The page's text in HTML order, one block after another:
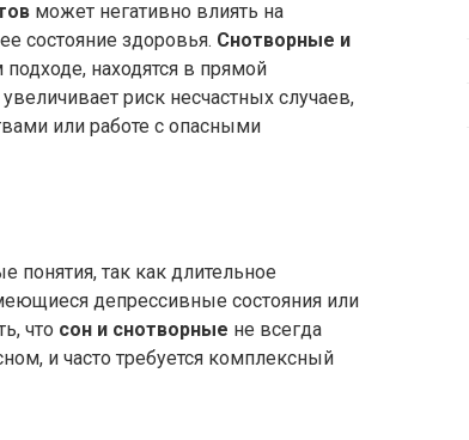
может негативно влиять на
состояние здоровья. Снотворные и
находятся в прямой
увеличивает риск несчастных случаев,
или работе с опасными
понятия, так как длительное
депрессивные состояния или
что сон и снотворные не всегда
и часто требуется комплексный